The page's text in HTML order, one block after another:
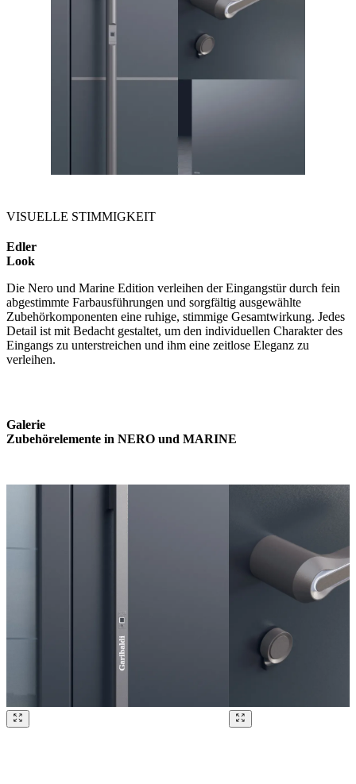
VISUELLE STIMMIGKEIT
Edler
Look
Die Nero und Marine Edition verleihen der Eingangstür durch fein
abgestimmte Farbausführungen und sorgfältig ausgewählte
Zubehörkomponenten eine ruhige, stimmige Gesamtwirkung. Jedes
Detail ist mit Bedacht gestaltet, um den individuellen Charakter des
Eingangs zu unterstreichen und ihm eine zeitlose Eleganz zu
verleihen.
Galerie
Zubehörelemente in NERO und MARINE